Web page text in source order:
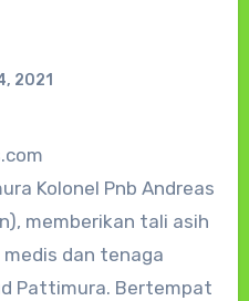
2021
Kolonel Pnb Andreas
memberikan tali asih
dan tenaga
Pattimura. Bertempat